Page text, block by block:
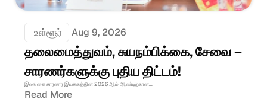
உள்ளூர் Aug 9, 2026
தலைமைத்துவம், சுயநம்பிக்கை, சேவை –
சாரணர்களுக்கு புதிய திட்டம்!
இலங்கை சாரணர் இயக்கத்தின் 2026 ஆம் ஆண்டிற்கான...
Read More